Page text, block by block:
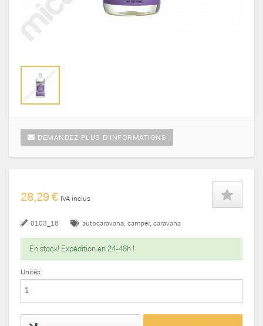
DEMANDEZ PLUS D'INFORMATIONS
28,29 € IVA inclus
0103_18 autocaravana camper caravana
En stock! Expédition en 24-48h !
Unités: